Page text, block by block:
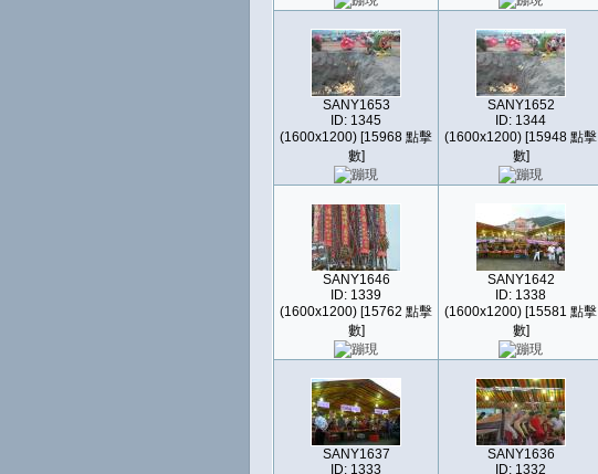
SANY1653
ID: 1345
(1600x1200) [15968 點擊
數]
SANY1652
ID: 1344
(1600x1200) [15948 點擊
數]
SANY1646
ID: 1339
(1600x1200) [15762 點擊
數]
SANY1642
ID: 1338
(1600x1200) [15581 點擊
數]
SANY1637
ID: 1333
SANY1636
ID: 1332